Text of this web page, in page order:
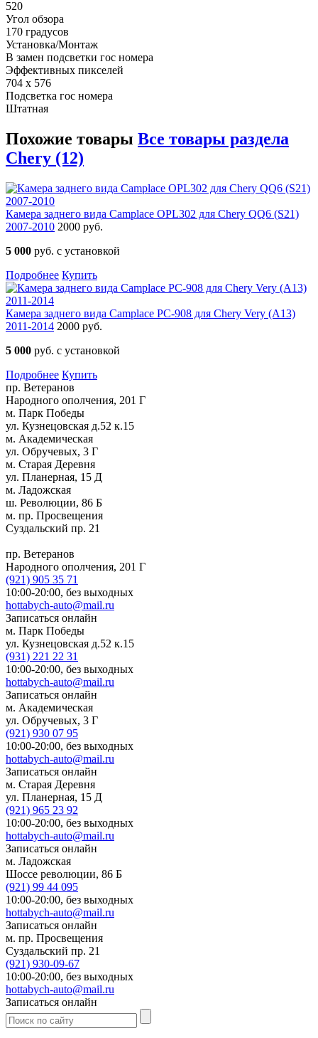
520
Угол обзора
170 градусов
Установка/Монтаж
В замен подсветки гос номера
Эффективных пикселей
704 x 576
Подсветка гос номера
Штатная
Похожие товары Все товары раздела
Chery (12)
Камера заднего вида Camplace OPL302 для Chery QQ6 (S21)
2007-2010 2000 руб.
5 000 руб. с установкой
Подробнее Купить
Камера заднего вида Camplace РС-908 для Chery Very (A13)
2011-2014 2000 руб.
5 000 руб. с установкой
Подробнее Купить
пр. Ветеранов
Народного ополчения, 201 Г
м. Парк Победы
ул. Кузнецовская д.52 к.15
м. Академическая
ул. Обручевых, 3 Г
м. Старая Деревня
ул. Планерная, 15 Д
м. Ладожская
ш. Революции, 86 Б
м. пр. Просвещения
Суздальский пр. 21
пр. Ветеранов
Народного ополчения, 201 Г
(921) 905 35 71
10:00-20:00, без выходных
hottabych-auto@mail.ru
Записаться онлайн
м. Парк Победы
ул. Кузнецовская д.52 к.15
(931) 221 22 31
10:00-20:00, без выходных
hottabych-auto@mail.ru
Записаться онлайн
м. Академическая
ул. Обручевых, 3 Г
(921) 930 07 95
10:00-20:00, без выходных
hottabych-auto@mail.ru
Записаться онлайн
м. Старая Деревня
ул. Планерная, 15 Д
(921) 965 23 92
10:00-20:00, без выходных
hottabych-auto@mail.ru
Записаться онлайн
м. Ладожская
Шоссе революции, 86 Б
(921) 99 44 095
10:00-20:00, без выходных
hottabych-auto@mail.ru
Записаться онлайн
м. пр. Просвещения
Суздальский пр. 21
(921) 930-09-67
10:00-20:00, без выходных
hottabych-auto@mail.ru
Записаться онлайн